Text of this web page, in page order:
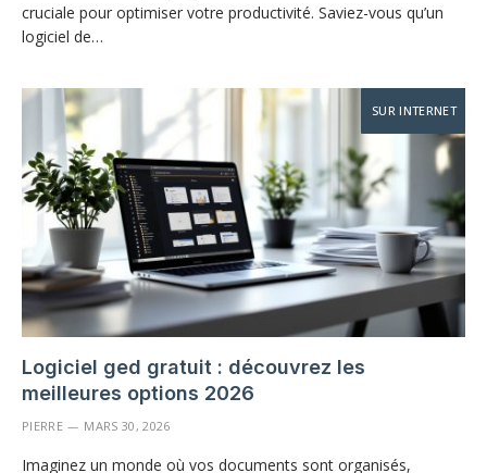
cruciale pour optimiser votre productivité. Saviez-vous qu’un
logiciel de…
SUR INTERNET
Logiciel ged gratuit : découvrez les
meilleures options 2026
PIERRE MARS 30, 2026
Imaginez un monde où vos documents sont organisés,